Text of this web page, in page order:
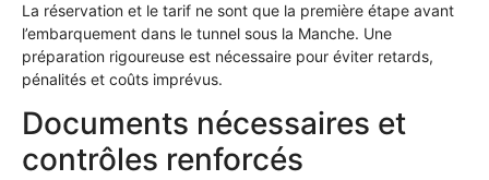
La réservation et le tarif ne sont que la première étape avant
l’embarquement dans le tunnel sous la Manche. Une
préparation rigoureuse est nécessaire pour éviter retards,
pénalités et coûts imprévus.
Documents nécessaires et
contrôles renforcés